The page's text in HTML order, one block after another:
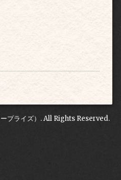
プライズ） . All Rights Reserved.